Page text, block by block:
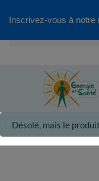
Inscrivez-vous à notre
info
Désolé, mais le